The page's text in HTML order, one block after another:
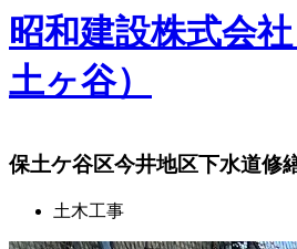
昭和建設株式会
土ヶ谷）
保土ケ谷区今井地区下水道修
土木工事